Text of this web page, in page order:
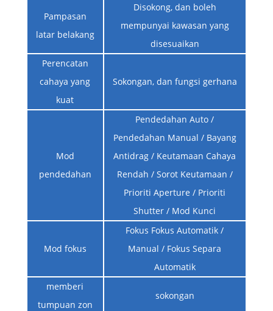
Pampasan
latar belakang
Disokong, dan boleh
mempunyai kawasan yang
disesuaikan
Perencatan
cahaya yang
kuat
Sokongan, dan fungsi gerhana
Mod
pendedahan
Pendedahan Auto /
Pendedahan Manual / Bayang
Antidrag / Keutamaan Cahaya
Rendah / Sorot Keutamaan /
Prioriti Aperture / Prioriti
Shutter / Mod Kunci
Mod fokus
Fokus Fokus Automatik /
Manual / Fokus Separa
Automatik
memberi
tumpuan zon
sokongan